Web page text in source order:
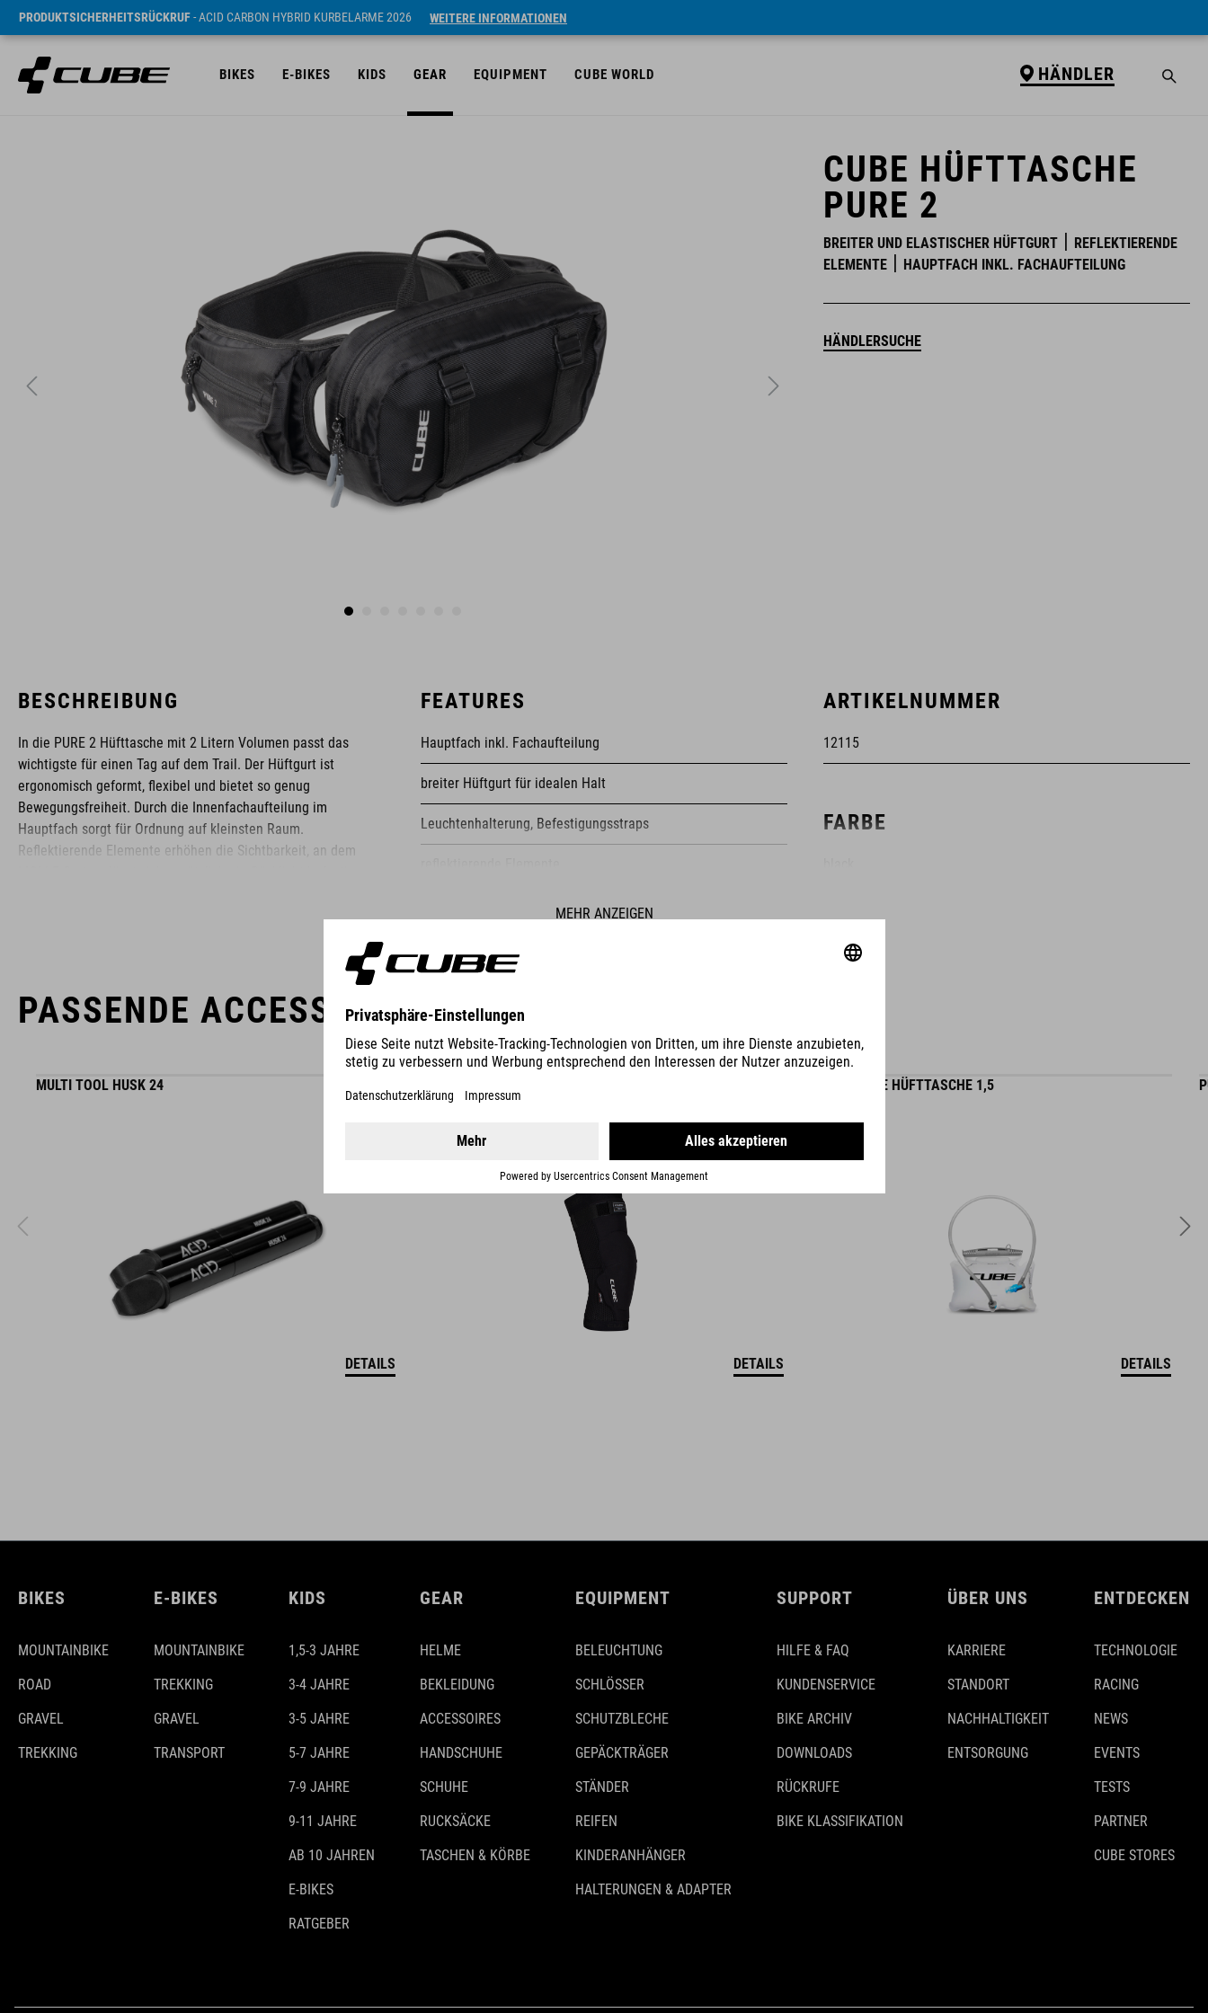
PRODUKTSICHERHEITSRÜCKRUF- ACID CARBON HYBRID KURBELARME 2026 WEITERE INFORMATIONEN
BIKES E-BIKES KIDS GEAR EQUIPMENT CUBE WORLD HÄNDLER
CUBE HÜFTTASCHE
PURE 2
BREITER UND ELASTISCHER HÜFTGURT
REFLEKTIERENDE
ELEMENTE
HAUPTFACH INKL. FACHAUFTEILUNG
HÄNDLERSUCHE
BESCHREIBUNG
In die PURE 2 Hüfttasche mit 2 Litern Volumen passt das
wichtigste für einen Tag auf dem Trail. Der Hüftgurt ist
ergonomisch geformt, flexibel und bietet so genug
Bewegungsfreiheit. Durch die Innenfachaufteilung im
Hauptfach sorgt für Ordnung auf kleinsten Raum.
Reflektierende Elemente erhöhen die Sichtbarkeit, an dem
Die Marke CUBE steht für innovative und qualitativ
Kombination aus Design, Technik und Usability.
FEATURES
Hauptfach inkl. Fachaufteilung
breiter Hüftgurt für idealen Halt
Leuchtenhalterung, Befestigungsstraps
ARTIKELNUMMER
12115
FARBE
GEWICHT
MATERIAL
MEHR ANZEIGEN
PASSENDE ACCESSOIRES
MULTI TOOL HUSK 24
DETAILS DETAILS
TRINKBLASE HÜFTTASCHE 1,5
DETAILS
BIKES
MOUNTAINBIKE
ROAD
GRAVEL
TREKKING
E-BIKES
MOUNTAINBIKE
TREKKING
GRAVEL
TRANSPORT
KIDS
1,5-3 JAHRE
3-4 JAHRE
3-5 JAHRE
5-7 JAHRE
7-9 JAHRE
9-11 JAHRE
AB 10 JAHREN
E-BIKES
RATGEBER
GEAR
HELME
BEKLEIDUNG
ACCESSOIRES
HANDSCHUHE
SCHUHE
RUCKSÄCKE
TASCHEN & KÖRBE
EQUIPMENT
BELEUCHTUNG
SCHLÖSSER
SCHUTZBLECHE
GEPÄCKTRÄGER
STÄNDER
REIFEN
KINDERANHÄNGER
HALTERUNGEN & ADAPTER
SUPPORT
HILFE & FAQ
KUNDENSERVICE
BIKE ARCHIV
DOWNLOADS
RÜCKRUFE
BIKE KLASSIFIKATION
ÜBER UNS
KARRIERE
STANDORT
NACHHALTIGKEIT
ENTSORGUNG
ENTDECKEN
TECHNOLOGIE
RACING
NEWS
EVENTS
TESTS
PARTNER
CUBE STORES